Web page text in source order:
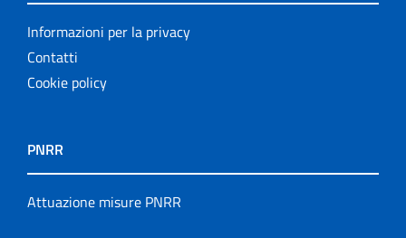
Informazioni per la privacy
Contatti
Cookie policy
PNRR
Attuazione misure PNRR